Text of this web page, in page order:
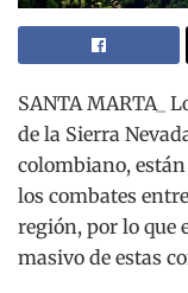
SANTA MARTA_
de la Sierra
colombiano,
los combates
región, por lo que
masivo de estas